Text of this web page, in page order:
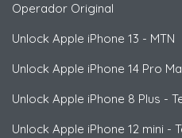
Operador Original
Unlock Apple iPhone 13 - MTN
Unlock Apple iPhone 14 Pro
Unlock Apple iPhone 8 Plus -
Unlock Apple iPhone 12 mini -